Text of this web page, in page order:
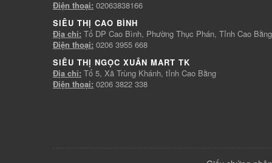
Điện thoại: 02063838166
SIÊU THỊ CAO BÌNH
Địa chỉ: Tổ DP Cao Bình, Phường Thục Phán, Tỉnh Cao Bằng
Điện thoại: 0206 3955 668
SIÊU THỊ NGỌC XUÂN MART TK
Địa chỉ: Tổ 5, Xã Trùng Khánh, tỉnh Cao Bằng
Điện thoại: 0206 3822 338